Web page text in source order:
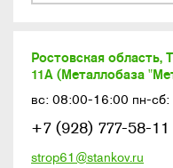
Ростовская область,
11А (Металлобаза
вс: 08:00-16:00 пн-
+7 (928) 777-58-11
strop61@stankov.ru